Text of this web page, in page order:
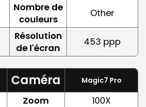
Nombre de
couleurs
Other
Résolution
de l'écran
453 ppp
Caméra Magic7 Pro
Zoom
100X